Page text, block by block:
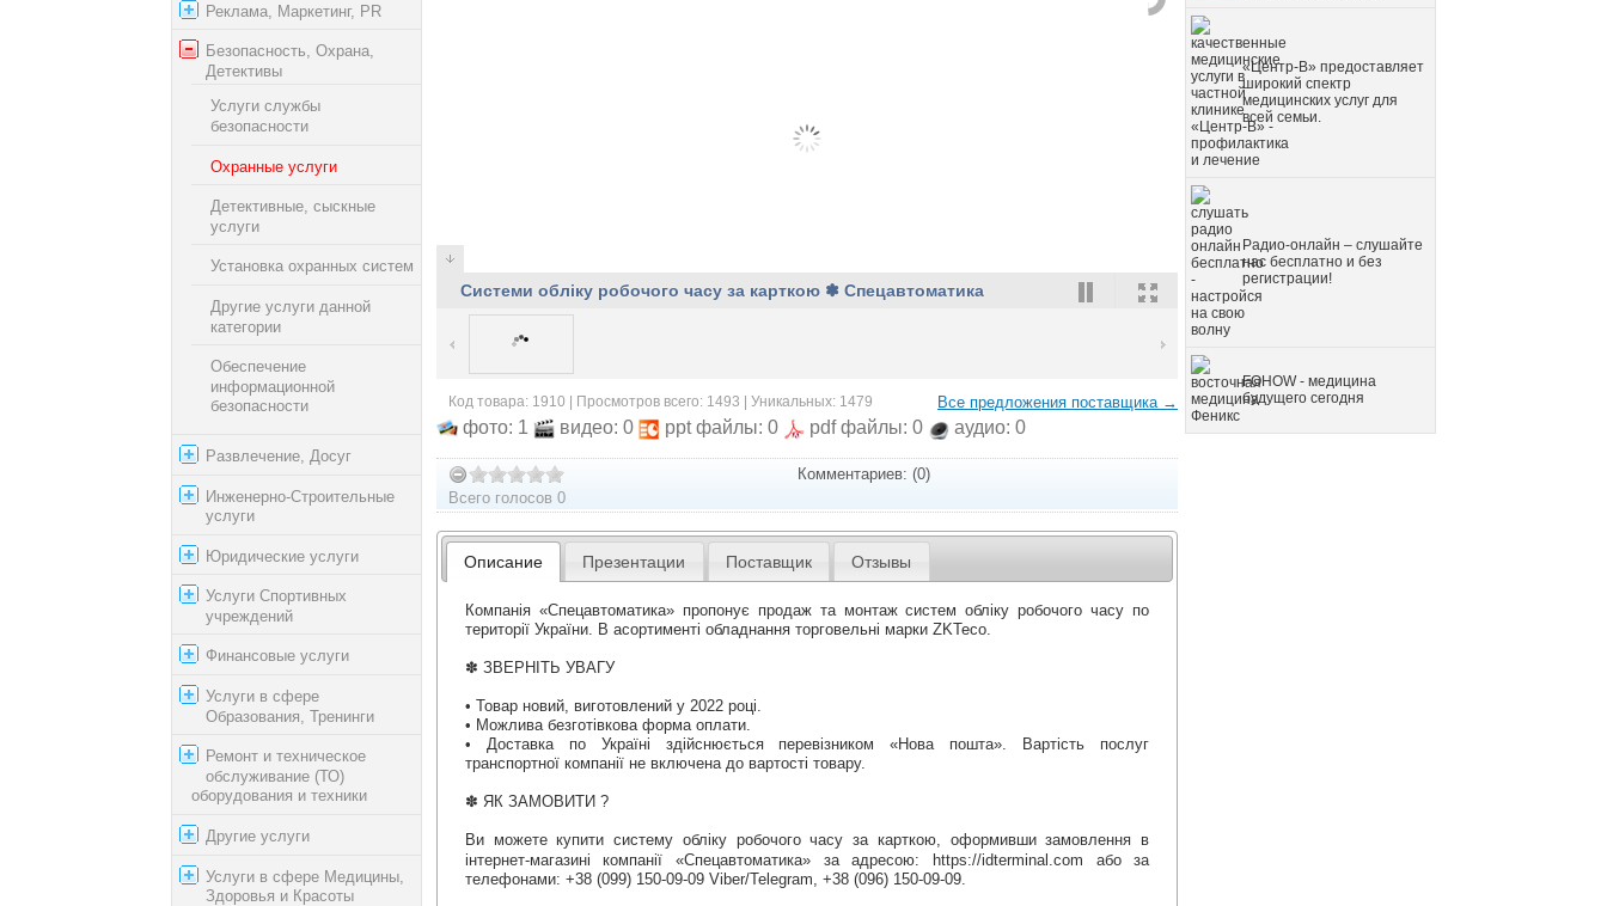
Реклама, Маркетинг, PR
Безопасность, Охрана,
Детективы
Услуги службы
безопасности
Охранные услуги
Детективные, сыскные
услуги
Установка охранных систем
Другие услуги данной
категории
Обеспечение
информационной
безопасности
Развлечение, Досуг
Инженерно-Строительные
услуги
Юридические услуги
Услуги Спортивных
учреждений
Финансовые услуги
Услуги в сфере
Образования, Тренинги
Ремонт и техническое
обслуживание (ТО)
оборудования и техники
Другие услуги
Услуги в сфере Медицины,
Здоровья и Красоты
Системи обліку робочого часу за карткою ✽ Спецавтоматика
Код товара: 1910 | Просмотров всего: 1493 | Уникальных: 1479 Все предложения поставщика →
фото: 1 видео: 0 ppt файлы: 0 pdf файлы: 0 аудио: 0
Всего голосов 0
Комментариев: (0)
Описание Презентации Поставщик Отзывы
Компанія «Спецавтоматика» пропонує продаж та монтаж систем обліку робочого часу по
території України. В асортименті обладнання торговельні марки ZKTeco.
✽ ЗВЕРНІТЬ УВАГУ
• Товар новий, виготовлений у 2022 році.
• Можлива безготівкова форма оплати.
• Доставка по Україні здійснюється перевізником «Нова пошта». Вартість послуг
транспортної компанії не включена до вартості товару.
✽ ЯК ЗАМОВИТИ ?
Ви можете купити систему обліку робочого часу за карткою, оформивши замовлення в
інтернет-магазині компанії «Спецавтоматика» за адресою: https://idterminal.com або за
телефонами: +38 (099) 150-09-09 Viber/Telegram, +38 (096) 150-09-09.
«Центр-В» предоставляет
широкий спектр
медицинских услуг для
всей семьи.
Радио-онлайн – слушайте
нас бесплатно и без
регистрации!
FOHOW - медицина
будущего сегодня